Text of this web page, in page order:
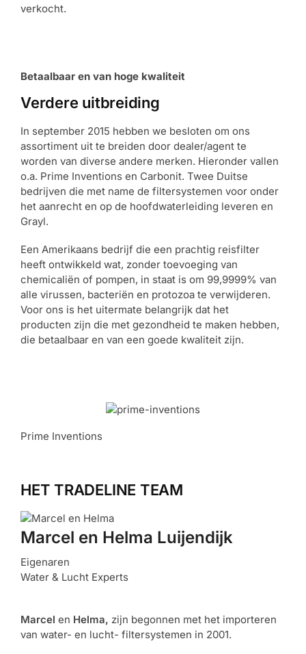
verkocht.
Betaalbaar en van hoge kwaliteit
Verdere uitbreiding
In september 2015 hebben we besloten om ons
assortiment uit te breiden door dealer/agent te
worden van diverse andere merken. Hieronder vallen
o.a. Prime Inventions en Carbonit. Twee Duitse
bedrijven die met name de filtersystemen voor onder
het aanrecht en op de hoofdwaterleiding leveren en
Grayl.
Een Amerikaans bedrijf die een prachtig reisfilter
heeft ontwikkeld wat, zonder toevoeging van
chemicaliën of pompen, in staat is om 99,9999% van
alle virussen, bacteriën en protozoa te verwijderen.
Voor ons is het uitermate belangrijk dat het
producten zijn die met gezondheid te maken hebben,
die betaalbaar en van een goede kwaliteit zijn.
Prime Inventions
HET TRADELINE TEAM
Marcel en Helma Luijendijk
Eigenaren
Water & Lucht Experts
Marcel en Helma, zijn begonnen met het importeren
van water- en lucht- filtersystemen in 2001.